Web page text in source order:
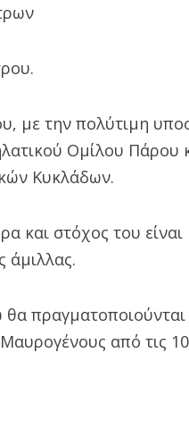
με την πολύτιμη
Ομίλου Πάρου
Κυκλάδων.
και στόχος του
άμιλλας.
από τις